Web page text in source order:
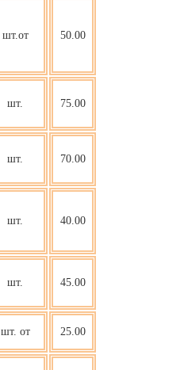
шт.от 50.00
шт. 75.00
шт. 70.00
шт. 40.00
шт. 45.00
шт. от 25.00